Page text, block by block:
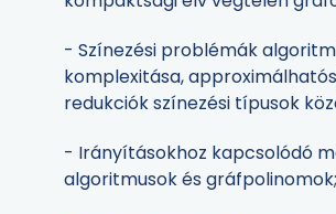
- Színezési problémák
komplexitása,
redukciók színezési típusok
- Irányításokhoz kapcsolódó
algoritmusok és gráfpolinomok;